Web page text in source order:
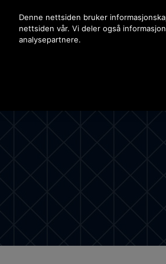
Trykk ENTER for å hoppe til
Denne nettsiden bruker
nettsiden vår. Vi deler også
analysepartnere.